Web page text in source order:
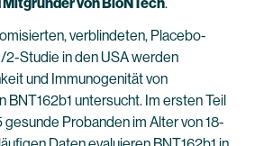
verblindeten, Placebo-
2-Studie in den USA werden
und Immunogenität von
BNT162b1 untersucht. Im ersten Teil
Probanden im Alter von 18-